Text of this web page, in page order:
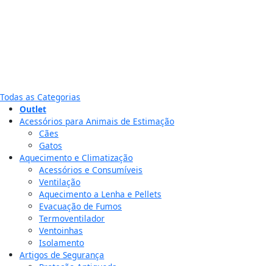
Todas as Categorias
Outlet
Acessórios para Animais de Estimação
Cães
Gatos
Aquecimento e Climatização
Acessórios e Consumíveis
Ventilação
Aquecimento a Lenha e Pellets
Evacuação de Fumos
Termoventilador
Ventoinhas
Isolamento
Artigos de Segurança